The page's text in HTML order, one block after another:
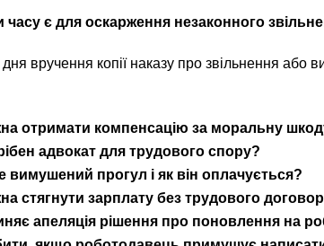
часу є для оскарження незаконного
дня вручення копії наказу про звільнення
отримати компенсацію за моральну
адвокат для трудового спору?
вимушений прогул і як він оплачується?
стягнути зарплату без трудового
апеляція рішення про поновлення на